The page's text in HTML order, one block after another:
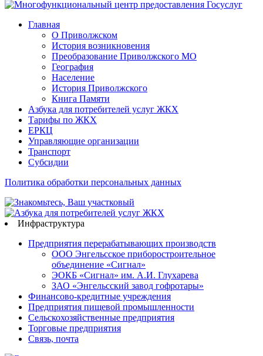
Главная
О Приволжском
История возникновения
Преобразование Приволжского МО
География
Население
История Приволжского
Книга Памяти
Азбука для потребителей услуг ЖКХ
Тарифы по ЖКХ
ЕРКЦ
Управляющие организации
Транспорт
Субсидии
Политика обработки персональных данных
Инфраструктура
Предприятия перерабатывающих производств
ООО Энгельсское приборостроительное
объединение «Сигнал»
ЭОКБ «Сигнал» им. А.И. Глухарева
ЗАО «Энгельсский завод гофротары»
Финансово-кредитные учреждения
Предприятия пищевой промышленности
Сельскохозяйственные предприятия
Торговые предприятия
Связь, почта